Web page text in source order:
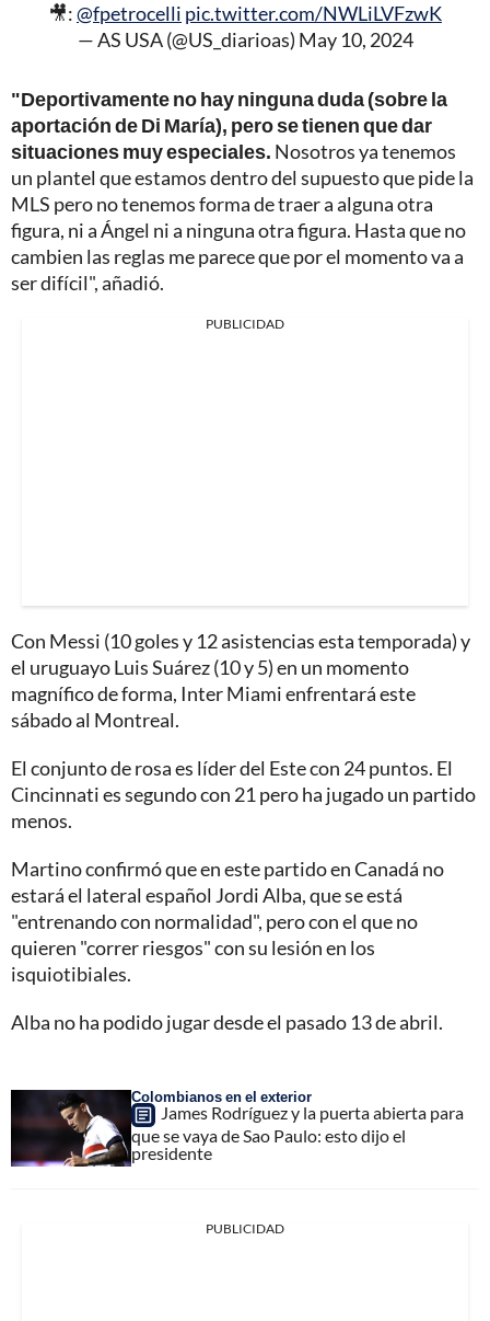
🎥:@fpetrocelli pic.twitter.com/NWLiLVFzwK
— AS USA (@US_diarioas) May 10, 2024
"Deportivamente no hay ninguna duda (sobre la
aportación de Di María), pero se tienen que dar
situaciones muy especiales. Nosotros ya tenemos
un plantel que estamos dentro del supuesto que pide la
MLS pero no tenemos forma de traer a alguna otra
figura, ni a Ángel ni a ninguna otra figura. Hasta que no
cambien las reglas me parece que por el momento va a
ser difícil", añadió.
PUBLICIDAD
Con Messi (10 goles y 12 asistencias esta temporada) y
el uruguayo Luis Suárez (10 y 5) en un momento
magnífico de forma, Inter Miami enfrentará este
sábado al Montreal.
El conjunto de rosa es líder del Este con 24 puntos. El
Cincinnati es segundo con 21 pero ha jugado un partido
menos.
Martino confirmó que en este partido en Canadá no
estará el lateral español Jordi Alba, que se está
"entrenando con normalidad", pero con el que no
quieren "correr riesgos" con su lesión en los
isquiotibiales.
Alba no ha podido jugar desde el pasado 13 de abril.
Colombianos en el exterior
James Rodríguez y la puerta abierta para
que se vaya de Sao Paulo: esto dijo el
presidente
PUBLICIDAD